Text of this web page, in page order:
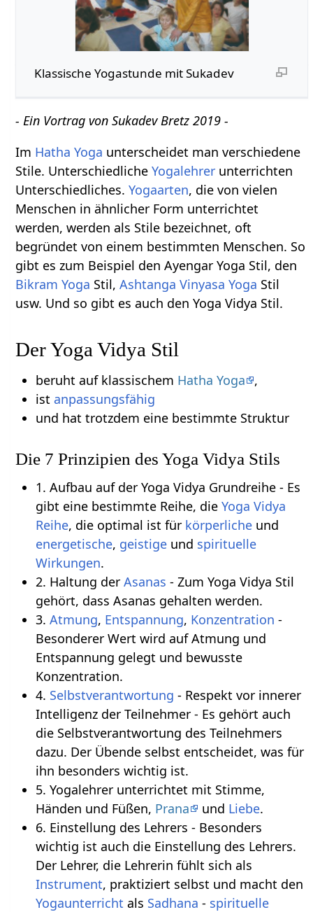
Klassische Yogastunde mit Sukadev
- Ein Vortrag von Sukadev Bretz 2019 -
Im Hatha Yoga unterscheidet man verschiedene
Stile. UnterschiedlicheYogalehrer unterrichten
Unterschiedliches.Yogaarten, die von vielen
Menschen in ähnlicher Form unterrichtet
werden, werden als Stile bezeichnet, oft
begründet von einem bestimmten Menschen. So
gibt es zum Beispiel den Ayengar Yoga Stil, den
Bikram Yoga Stil,Ashtanga Vinyasa Yoga Stil
usw. Und so gibt es auch den Yoga Vidya Stil.
Der Yoga Vidya Stil
beruht auf klassischem Hatha Yoga
,
ist anpassungsfähig
und hat trotzdem eine bestimmte Struktur
Die 7 Prinzipien des Yoga Vidya Stils
1. Aufbau auf der Yoga Vidya Grundreihe - Es
gibt eine bestimmte Reihe, die Yoga Vidya
Reihe, die optimal ist für körperlicheund
energetische, geistigeund spirituelle
Wirkungen.
2. Haltung der Asanas - Zum Yoga Vidya Stil
gehört, dass Asanas gehalten werden.
3. Atmung, Entspannung, Konzentration -
Besonderer Wert wird auf Atmung und
Entspannung gelegt und bewusste
Konzentration.
4. Selbstverantwortung - Respekt vor innerer
Intelligenz der Teilnehmer - Es gehört auch
die Selbstverantwortung des Teilnehmers
dazu. Der Übende selbst entscheidet, was für
ihn besonders wichtig ist.
5. Yogalehrer unterrichtet mit Stimme,
Händen und Füßen, Prana und Liebe.
6. Einstellung des Lehrers - Besonders
wichtig ist auch die Einstellung des Lehrers.
Der Lehrer, die Lehrerin fühlt sich als
Instrument, praktiziert selbst und macht den
Yogaunterricht als Sadhana - spirituelle